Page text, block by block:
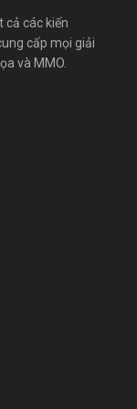
cả các kiến
cấp mọi giải
và MMO.